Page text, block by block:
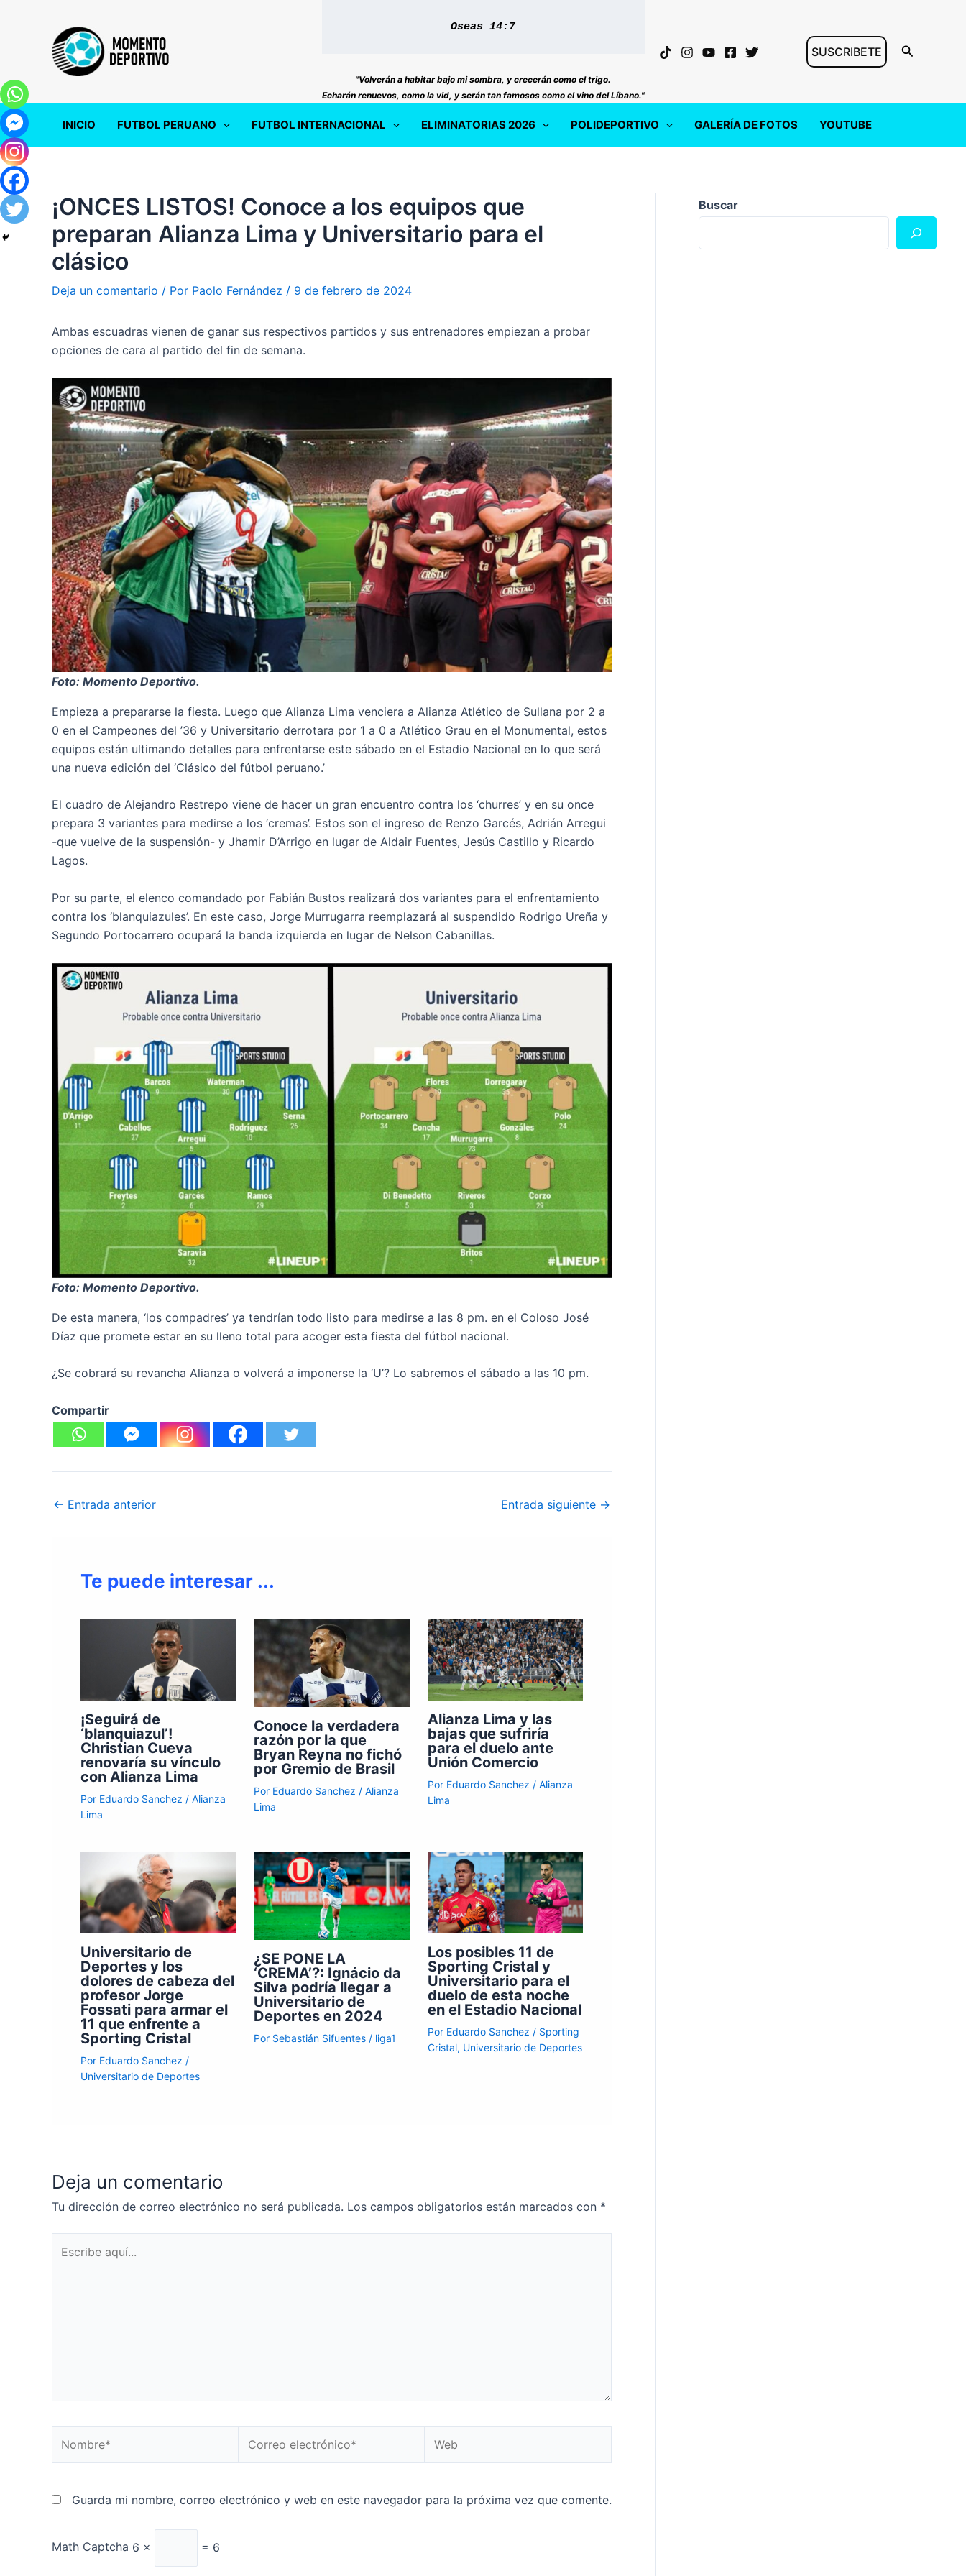
contenido
Oseas 14:7
"Volverán a habitar bajo mi sombra, y crecerán como el trigo.
Echarán renuevos, como la vid, y serán tan famosos como el vino del Líbano."
SUSCRIBETE Buscar
INICIO FUTBOL PERUANO FUTBOL INTERNACIONAL ELIMINATORIAS 2026 POLIDEPORTIVO GALERÍA DE FOTOS YOUTUBE
¡ONCES LISTOS! Conoce a los equipos que
preparan Alianza Lima y Universitario para el
clásico
Deja un comentario / Por Paolo Fernández / 9 de febrero de 2024
Ambas escuadras vienen de ganar sus respectivos partidos y sus entrenadores empiezan a probar
opciones de cara al partido del fin de semana.
Foto: Momento Deportivo.
Empieza a prepararse la fiesta. Luego que Alianza Lima venciera a Alianza Atlético de Sullana por 2 a
0 en el Campeones del ’36 y Universitario derrotara por 1 a 0 a Atlético Grau en el Monumental, estos
equipos están ultimando detalles para enfrentarse este sábado en el Estadio Nacional en lo que será
una nueva edición del ‘Clásico del fútbol peruano.’
El cuadro de Alejandro Restrepo viene de hacer un gran encuentro contra los ‘churres’ y en su once
prepara 3 variantes para medirse a los ‘cremas’. Estos son el ingreso de Renzo Garcés, Adrián Arregui
-que vuelve de la suspensión- y Jhamir D’Arrigo en lugar de Aldair Fuentes, Jesús Castillo y Ricardo
Lagos.
Por su parte, el elenco comandado por Fabián Bustos realizará dos variantes para el enfrentamiento
contra los ‘blanquiazules’. En este caso, Jorge Murrugarra reemplazará al suspendido Rodrigo Ureña y
Segundo Portocarrero ocupará la banda izquierda en lugar de Nelson Cabanillas.
Foto: Momento Deportivo.
De esta manera, ‘los compadres’ ya tendrían todo listo para medirse a las 8 pm. en el Coloso José
Díaz que promete estar en su lleno total para acoger esta fiesta del fútbol nacional.
¿Se cobrará su revancha Alianza o volverá a imponerse la ‘U’? Lo sabremos el sábado a las 10 pm.
Compartir
← Entrada anterior Entrada siguiente →
Te puede interesar ...
¡Seguirá de
‘blanquiazul’!
Christian Cueva
renovaría su vínculo
con Alianza Lima
Por Eduardo Sanchez / Alianza
Lima
Conoce la verdadera
razón por la que
Bryan Reyna no fichó
por Gremio de Brasil
Por Eduardo Sanchez /Alianza
Lima
Alianza Lima y las
bajas que sufriría
para el duelo ante
Unión Comercio
Por Eduardo Sanchez / Alianza
Lima
Universitario de
Deportes y los
dolores de cabeza del
profesor Jorge
Fossati para armar el
11 que enfrente a
Sporting Cristal
Por Eduardo Sanchez /
Universitario de Deportes
¿SE PONE LA
‘CREMA’?: Ignácio da
Silva podría llegar a
Universitario de
Deportes en 2024
Por Sebastián Sifuentes / liga1
Los posibles 11 de
Sporting Cristal y
Universitario para el
duelo de esta noche
en el Estadio Nacional
Por Eduardo Sanchez / Sporting
Cristal, Universitario de Deportes
Deja un comentario
Tu dirección de correo electrónico no será publicada. Los campos obligatorios están marcados con *
aquí...
electrónico*
Guarda mi nombre, correo electrónico y web en este navegador para la próxima vez que comente.
Math Captcha 6 × = 6
Buscar